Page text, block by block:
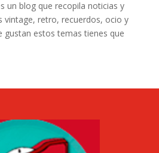
un blog que recopila noticias y
vintage, retro, recuerdos, ocio y
gustan estos temas tienes que